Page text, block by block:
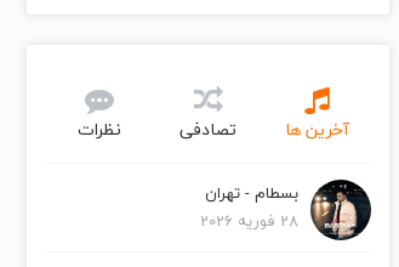
آخرین ها تصادفی نظرات
بسطام - تهران
28 فوریه 2026